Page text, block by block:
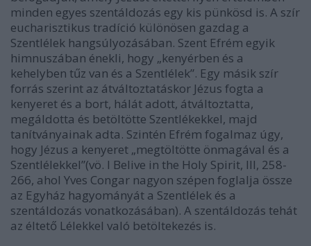
minden egyes szentáldozás egy kis pünkösd is. A szír
eucharisztikus tradíció különösen gazdag a
Szentlélek hangsúlyozásában. Szent Efrém egyik
himnuszában énekli, hogy „kenyérben és a
kehelyben tűz van és a Szentlélek”. Egy másik szír
forrás szerint az átváltoztatáskor Jézus fogta a
kenyeret és a bort, hálát adott, átváltoztatta,
megáldotta és betöltötte Szentlékekkel, majd
tanítványainak adta. Szintén Efrém fogalmaz úgy,
hogy Jézus a kenyeret „megtöltötte önmagával és a
Szentlélekkel”(vö. I Belive in the Holy Spirit, III, 258-
266, ahol Yves Congar nagyon szépen foglalja össze
az Egyház hagyományát a Szentlélek és a
szentáldozás vonatkozásában). A szentáldozás tehát
az éltető Lélekkel való betöltekezés is.